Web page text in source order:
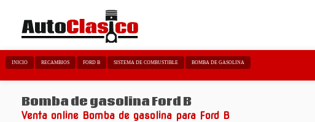
INICIO RECAMBIOS FORD B SISTEMA DE COMBUSTIBLE BOMBA DE GASOLINA
Bomba de gasolina Ford B
Venta online Bomba de gasolina para Ford B